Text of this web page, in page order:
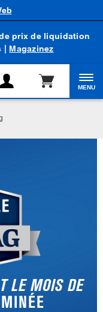
prix de liquidation
| Magazinez
MENU
LE MOIS DE